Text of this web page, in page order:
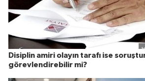
Disiplin amiri olayın tarafı ise
görevlendirebilir mi?